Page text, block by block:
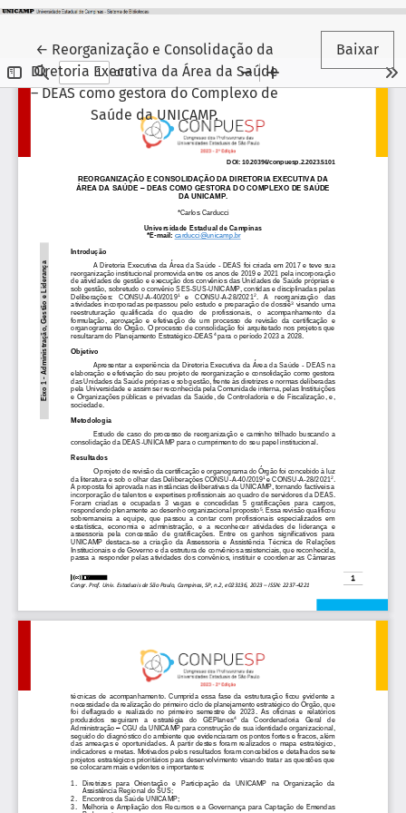
← Voltar aos Detalhes do Artigo
Reorganização e Consolidação da
Diretoria Executiva da Área da Saúde
– DEAS como gestora do Complexo de
Saúde da UNICAMP.
Baixar